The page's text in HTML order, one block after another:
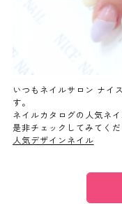
ネイル用語
消費者志向
新着情報
採用情報
いつもネイルサロン ナイ
す。
ネイルカタログの人気ネ
是非チェックしてみてくだ
人気デザインネイル